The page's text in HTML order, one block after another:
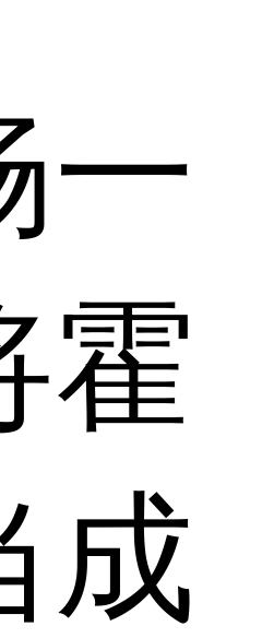
一
霍
成